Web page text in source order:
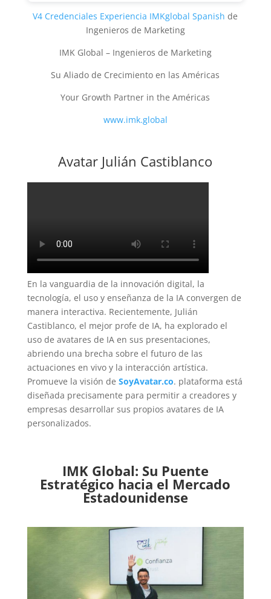
V4 Credenciales Experiencia IMKglobal Spanish de
Ingenieros de Marketing
IMK Global – Ingenieros de Marketing
Su Aliado de Crecimiento en las Américas
Your Growth Partner in the Américas
www.imk.global
Avatar Julián Castiblanco
En la vanguardia de la innovación digital, la
tecnología, el uso y enseñanza de la IA convergen de
manera interactiva. Recientemente, Julián
Castiblanco, el mejor profe de IA, ha explorado el
uso de avatares de IA en sus presentaciones,
abriendo una brecha sobre el futuro de las
actuaciones en vivo y la interacción artística.
Promueve la visión de SoyAvatar.co. plataforma está
diseñada precisamente para permitir a creadores y
empresas desarrollar sus propios avatares de IA
personalizados.
IMK Global: Su Puente
Estratégico hacia el Mercado
Estadounidense